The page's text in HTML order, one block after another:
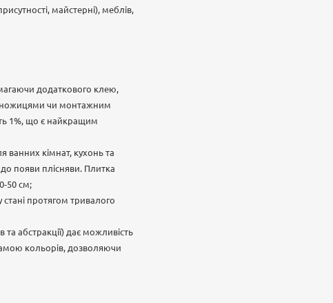
майстерні), меблів,
додаткового клею,
ножицями чи монтажним
1%, що є найкращим
ванних кімнат, кухонь та
появи плісняви. Плитка
50 см;
стані протягом тривалого
та абстракції) дає можливість
кольорів, дозволяючи